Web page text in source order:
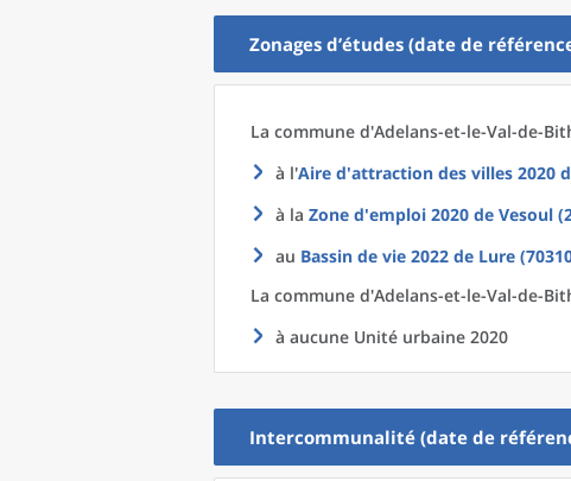
Zonages d’études (date de
La commune d'Adelans-et-le-Val-de-
à l'Aire d'attraction des villes 2020
à la Zone d'emploi 2020 de Vesoul
au Bassin de vie 2022 de Lure
La commune d'Adelans-et-le-Val-de-
à aucune Unité urbaine 2020
Intercommunalité (date de